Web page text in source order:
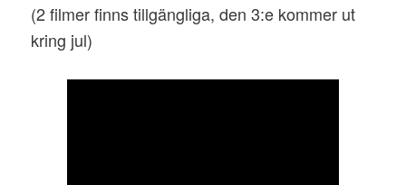
(2 filmer finns tillgängliga, den 3:e kommer ut
kring jul)